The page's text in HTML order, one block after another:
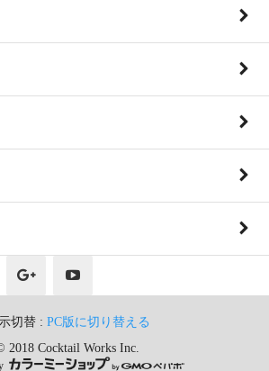
切替 : PC版に切り替える
2018 Cocktail Works Inc.